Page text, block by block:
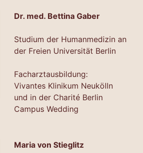
Dr. med. Bettina Gaber
Studium der Humanmedizin an
der Freien Universität Berlin
Facharztausbildung:
Vivantes Klinikum Neukölln
und in der Charité Berlin
Campus Wedding
Maria von Stieglitz